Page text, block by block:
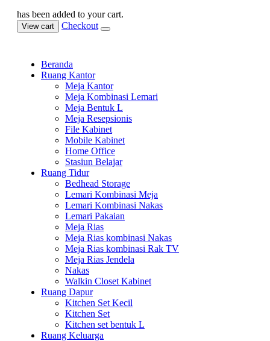
has been added to your cart.
View cart Checkout
Beranda
Ruang Kantor
Meja Kantor
Meja Kombinasi Lemari
Meja Bentuk L
Meja Resepsionis
File Kabinet
Mobile Kabinet
Home Office
Stasiun Belajar
Ruang Tidur
Bedhead Storage
Lemari Kombinasi Meja
Lemari Kombinasi Nakas
Lemari Pakaian
Meja Rias
Meja Rias kombinasi Nakas
Meja Rias kombinasi Rak TV
Meja Rias Jendela
Nakas
Walkin Closet Kabinet
Ruang Dapur
Kitchen Set Kecil
Kitchen Set
Kitchen set bentuk L
Ruang Keluarga